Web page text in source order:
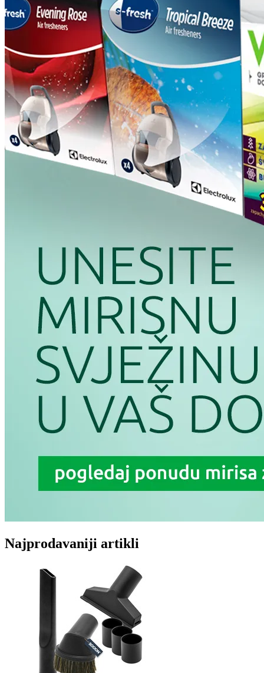
Najprodavaniji artikli